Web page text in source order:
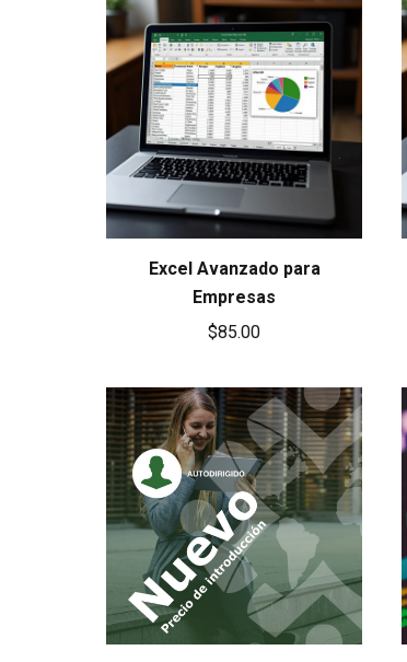
Excel Avanzado para
Empresas
$85.00